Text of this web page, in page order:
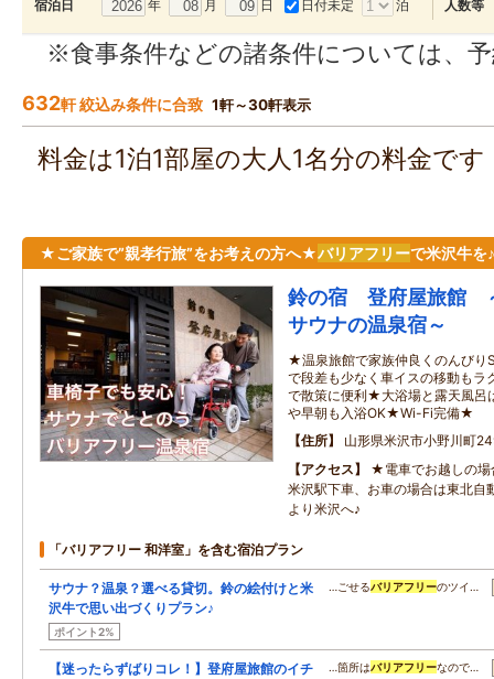
宿泊日 年 月 日 日付未定 泊 人数等
※食事条件などの諸条件については、
632軒 絞込み条件に合致 1軒～30軒表示
料金は1泊1部屋の大人1名分の料金で
★ご家族で”親孝行旅”をお考えの方へ★バリアフリーで米沢牛を♪
鈴の宿 登府屋旅館
サウナの温泉宿～
★温泉旅館で家族仲良くのんびり
で段差も少なく車イスの移動もラ
で散策に便利★大浴場と露天風呂
や早朝も入浴OK★Wi-Fi完備★
住所
山形県米沢市小野川町
アクセス
★電車でお越しの場
米沢駅下車、お車の場合は東北自
より米沢へ♪
「バリアフリー 和洋室」を含む宿泊プラン
サウナ？温泉？選べる貸切。鈴の絵付けと米
沢牛で思い出づくりプラン♪
ポイント2%
…ごせるバリアフリーのツイ…
【迷ったらずばりコレ！】登府屋旅館のイチ
…箇所はバリアフリーなので…